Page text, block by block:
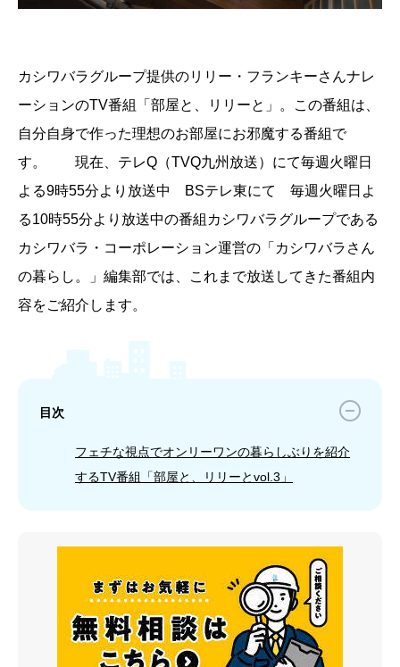
カシワバラグループ提供のリリー・フランキーさんナレ
ーションのTV番組「部屋と、リリーと」。この番組は、
自分自身で作った理想のお部屋にお邪魔する番組で
す。 現在、テレQ（TVQ九州放送）にて毎週火曜日
よる9時55分より放送中 BSテレ東にて 毎週火曜日よ
る10時55分より放送中の番組カシワバラグループである
カシワバラ・コーポレーション運営の「カシワバラさん
の暮らし。」編集部では、これまで放送してきた番組内
容をご紹介します。
目次
フェチな視点でオンリーワンの暮らしぶりを紹介
するTV番組「部屋と、リリーとvol.3」